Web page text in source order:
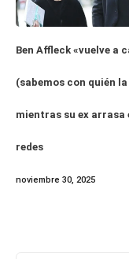
Ben Affleck «vuelve a
(sabemos con quién
mientras su ex arrasa
redes
noviembre 30, 2025